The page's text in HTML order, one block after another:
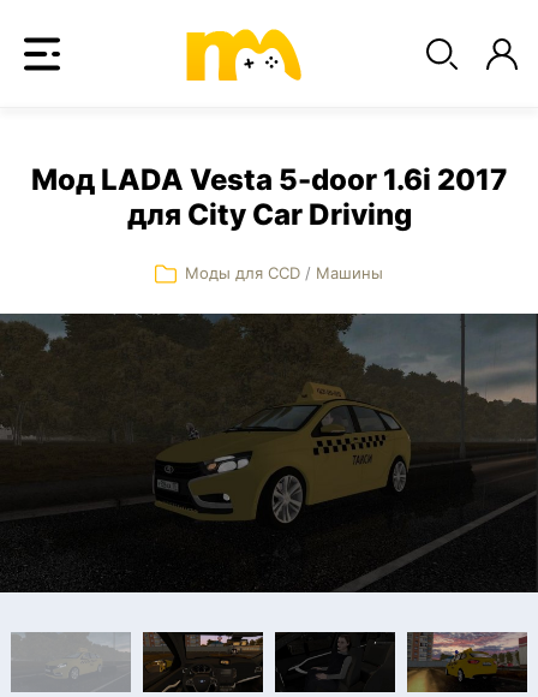
Мод LADA Vesta 5-door 1.6i 2017
для City Car Driving
Моды для CCD / Машины